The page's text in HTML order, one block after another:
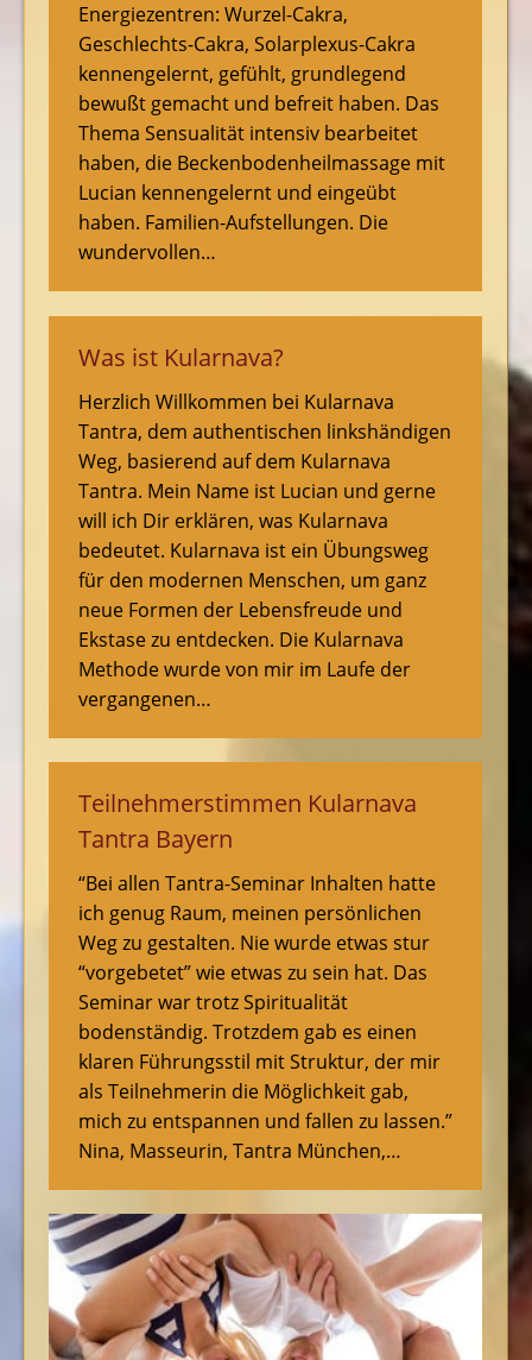
Energiezentren: Wurzel-Cakra,
Geschlechts-Cakra, Solarplexus-Cakra
kennengelernt, gefühlt, grundlegend
bewußt gemacht und befreit haben. Das
Thema Sensualität intensiv bearbeitet
haben, die Beckenbodenheilmassage mit
Lucian kennengelernt und eingeübt
haben. Familien-Aufstellungen. Die
wundervollen…
Was ist Kularnava?
Herzlich Willkommen bei Kularnava
Tantra, dem authentischen linkshändigen
Weg, basierend auf dem Kularnava
Tantra. Mein Name ist Lucian und gerne
will ich Dir erklären, was Kularnava
bedeutet. Kularnava ist ein Übungsweg
für den modernen Menschen, um ganz
neue Formen der Lebensfreude und
Ekstase zu entdecken. Die Kularnava
Methode wurde von mir im Laufe der
vergangenen…
Teilnehmerstimmen Kularnava
Tantra Bayern
“Bei allen Tantra-Seminar Inhalten hatte
ich genug Raum, meinen persönlichen
Weg zu gestalten. Nie wurde etwas stur
“vorgebetet” wie etwas zu sein hat. Das
Seminar war trotz Spiritualität
bodenständig. Trotzdem gab es einen
klaren Führungsstil mit Struktur, der mir
als Teilnehmerin die Möglichkeit gab,
mich zu entspannen und fallen zu lassen.”
Nina, Masseurin, Tantra München,…